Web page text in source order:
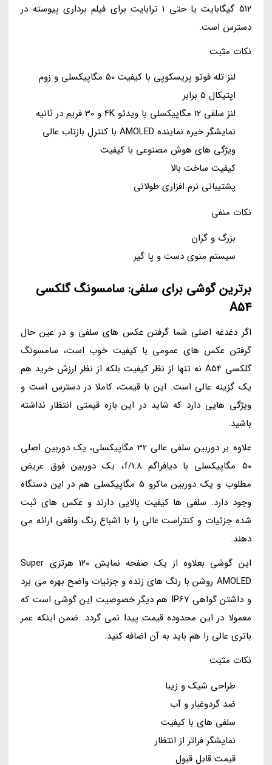
512 گیگابایت یا حتی 1 ترابایت برای فیلم برداری پیوسته در
دسترس است.
نکات مثبت
لنز تله فوتو پریسکوپی با کیفیت 50 مگاپیکسلی و زوم
اپتیکال 5 برابر
لنز سلفی 12 مگاپیکسلی با ویدئو 4K و 30 فریم در ثانیه
نمایشگر خیره نماینده AMOLED با کنترل بازتاب عالی
ویژگی های هوش مصنوعی با کیفیت
کیفیت ساخت بالا
پشتیبانی نرم افزاری طولانی
نکات منفی
بزرگ و گران
سیستم منوی دست و پا گیر
برترین گوشی برای سلفی: سامسونگ گلکسی
A54
اگر دغدغه اصلی شما گرفتن عکس های سلفی و در عین حال
گرفتن عکس های عمومی با کیفیت خوب است، سامسونگ
گلکسی A54 نه تنها از نظر کیفیت بلکه از نظر ارزش خرید هم
یک گزینه عالی است. این با قیمت، کاملا در دسترس است و
ویژگی هایی دارد که شاید در این بازه قیمتی انتظار نداشته
باشید.
علاوه بر دوربین سلفی عالی 32 مگاپیکسلی، یک دوربین اصلی
50 مگاپیکسلی با دیافراگم f/1.8، یک دوربین فوق عریض
مطلوب و یک دوربین ماکرو 5 مگاپیکسلی هم در این دستگاه
وجود دارد. سلفی ها کیفیت بالایی دارند و عکس های ثبت
شده جزئیات و کنتراست عالی را با اشباع رنگ واقعی ارائه می
دهند.
این گوشی بعلاوه از یک صفحه نمایش 120 هرتزی Super
AMOLED روشن با رنگ های زنده و جزئیات واضح بهره می برد
و داشتن گواهی IP67 هم دیگر خصوصیت این گوشی است که
معمولا در این محدوده قیمت پیدا نمی گردد. ضمن اینکه عمر
باتری عالی را هم باید به آن اضافه کنید.
نکات مثبت
طراحی شیک و زیبا
ضد گردوغبار و آب
سلفی های با کیفیت
نمایشگر فراتر از انتظار
قیمت قابل قبول